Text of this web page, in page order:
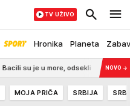
Hronika Planeta
TV UŽIVO
more, odsekli joj jezik i osudili na
NOVO →
MOJA PRIČA SRBIJA